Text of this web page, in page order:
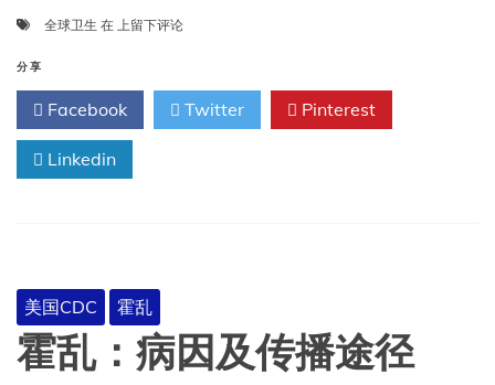
全球卫生 在 全
生
上留下评论
分享
Facebook Twitter Pinterest
Linkedin
美国CDC 霍乱
霍乱：病因及传播途径